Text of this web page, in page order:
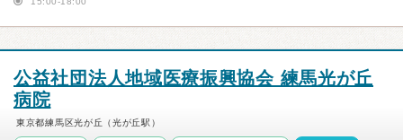
公益社団法人地域医療振興協会 練馬光が丘
病院
東京都練馬区光が丘（光が丘駅）